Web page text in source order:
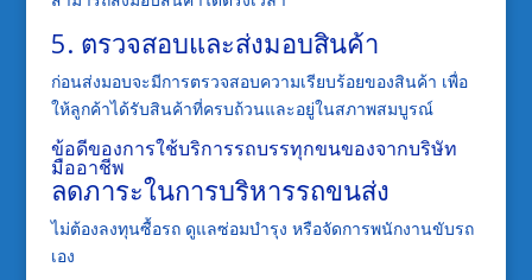
5. ตรวจสอบและส่งมอบสินค้า
ก่อนส่งมอบจะมีการตรวจสอบความเรียบร้อยของสินค้า เพื่อ
ให้ลูกค้าได้รับสินค้าที่ครบถ้วนและอยู่ในสภาพสมบูรณ์
ข้อดีของการใช้บริการรถบรรทุกขนของจากบริษัท
มืออาชีพ
ลดภาระในการบริหารรถขนส่ง
ไม่ต้องลงทุนซื้อรถ ดูแลซ่อมบำรุง หรือจัดการพนักงานขับรถ
เอง